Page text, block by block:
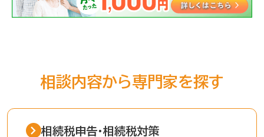
相談内容から専門家を探す
相続税申告・相続税対策